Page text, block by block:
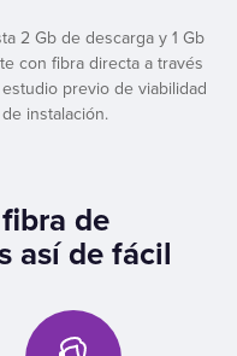
2 Gb de descarga y 1 Gb
con fibra directa a través
previo de viabilidad
instalación.
de
así de fácil